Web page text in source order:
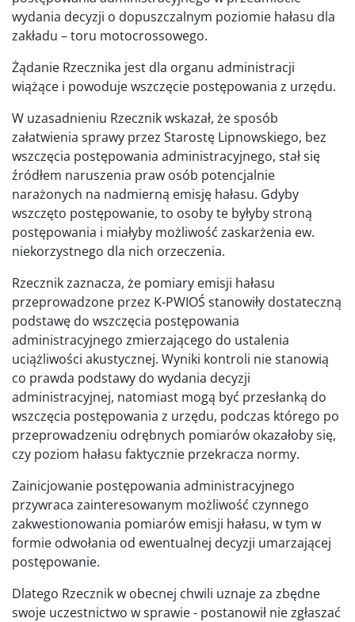
wydania decyzji o dopuszczalnym poziomie hałasu dla
zakładu – toru motocrossowego.
Żądanie Rzecznika jest dla organu administracji
wiążące i powoduje wszczęcie postępowania z urzędu.
W uzasadnieniu Rzecznik wskazał, że sposób
załatwienia sprawy przez Starostę Lipnowskiego, bez
wszczęcia postępowania administracyjnego, stał się
źródłem naruszenia praw osób potencjalnie
narażonych na nadmierną emisję hałasu. Gdyby
wszczęto postępowanie, to osoby te byłyby stroną
postępowania i miałyby możliwość zaskarżenia ew.
niekorzystnego dla nich orzeczenia.
Rzecznik zaznacza, że pomiary emisji hałasu
przeprowadzone przez K-PWIOŚ stanowiły dostateczną
podstawę do wszczęcia postępowania
administracyjnego zmierzającego do ustalenia
uciążliwości akustycznej. Wyniki kontroli nie stanowią
co prawda podstawy do wydania decyzji
administracyjnej, natomiast mogą być przesłanką do
wszczęcia postępowania z urzędu, podczas którego po
przeprowadzeniu odrębnych pomiarów okazałoby się,
czy poziom hałasu faktycznie przekracza normy.
Zainicjowanie postępowania administracyjnego
przywraca zainteresowanym możliwość czynnego
zakwestionowania pomiarów emisji hałasu, w tym w
formie odwołania od ewentualnej decyzji umarzającej
postępowanie.
Dlatego Rzecznik w obecnej chwili uznaje za zbędne
swoje uczestnictwo w sprawie - postanowił nie zgłaszać